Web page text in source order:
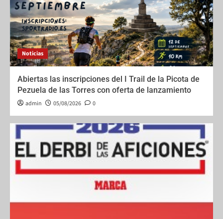
Noticias
Abiertas las inscripciones del I Trail de la Picota de
Pezuela de las Torres con oferta de lanzamiento
admin 05/08/2026 0